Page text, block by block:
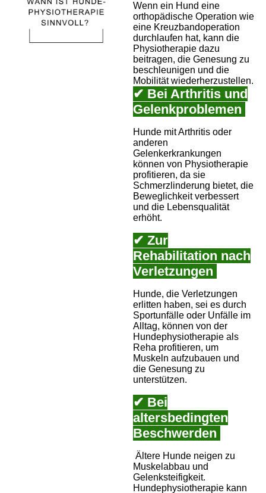
Wenn ein Hund eine
orthopädische Operation wie
eine Kreuzbandoperation
durchlaufen hat, kann die
Physiotherapie dazu
beitragen, die Genesung zu
beschleunigen und die
Mobilität wiederherzustellen.
✔ Bei Arthritis und
Gelenkproblemen
Hunde mit Arthritis oder
anderen
Gelenkerkrankungen
können von Physiotherapie
profitieren, da sie
Schmerzlinderung bietet, die
Beweglichkeit verbessert
und die Lebensqualität
erhöht.
✔ Zur
Rehabilitation nach
Verletzungen
Hunde, die Verletzungen
erlitten haben, sei es durch
Sportunfälle oder Unfälle im
Alltag, können von der
Hundephysiotherapie als
Reha profitieren, um
Muskeln aufzubauen und
die Genesung zu
unterstützen.
✔ Bei
altersbedingten
Beschwerden
Ältere Hunde neigen zu
Muskelabbau und
Gelenksteifigkeit.
Hundephysiotherapie kann